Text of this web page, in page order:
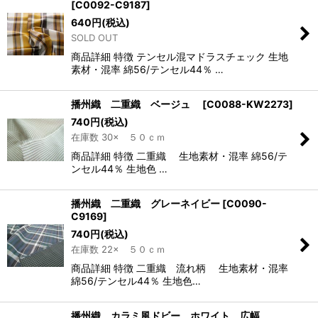
[C0092-C9187]
640円(税込)
SOLD OUT
商品詳細 特徴 テンセル混マドラスチェック 生地
素材・混率 綿56/テンセル44％ …
播州織 二重織 ベージュ [C0088-KW2273]
740円(税込)
在庫数 30× ５０ｃｍ
商品詳細 特徴 二重織 生地素材・混率 綿56/テ
ンセル44％ 生地色 …
播州織 二重織 グレーネイビー [C0090-
C9169]
740円(税込)
在庫数 22× ５０ｃｍ
商品詳細 特徴 二重織 流れ柄 生地素材・混率
綿56/テンセル44％ 生地色…
播州織 カラミ風ドビー ホワイト 広幅